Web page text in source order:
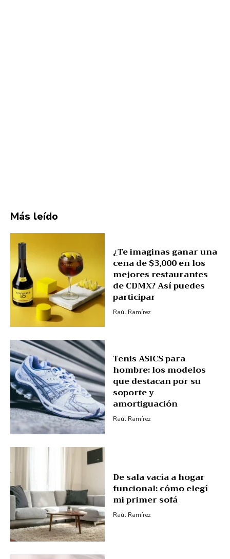
Más leído
¿Te imaginas ganar una
cena de $3,000 en los
mejores restaurantes
de CDMX? Así puedes
participar
Raúl Ramírez
Tenis ASICS para
hombre: los modelos
que destacan por su
soporte y
amortiguación
Raúl Ramírez
De sala vacía a hogar
funcional: cómo elegí
mi primer sofá
Raúl Ramírez